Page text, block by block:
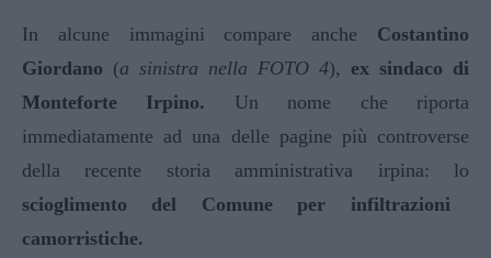
In alcune immagini compare anche Costantino
Giordano (a sinistra nella FOTO 4), ex sindaco di
Monteforte Irpino. Un nome che riporta
immediatamente ad una delle pagine più controverse
della recente storia amministrativa irpina: lo
scioglimento del Comune per infiltrazioni
camorristiche.